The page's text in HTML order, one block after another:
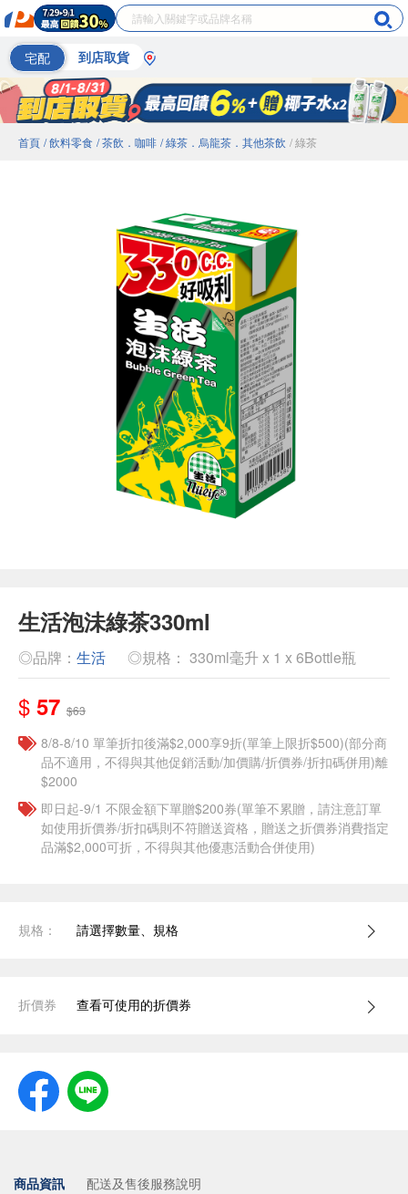
宅配 到店取貨
首頁 / 飲料零食 / 茶飲．咖啡 / 綠茶．烏龍茶．其他茶飲 / 綠茶
生活泡沬綠茶330ml
◎品牌： 生活 ◎規格： 330ml毫升 x 1 x 6Bottle瓶
$ 57 $63
8/8-8/10 單筆折扣後滿$2,000享9折(單筆上限折$500)(部分商
品不適用，不得與其他促銷活動/加價購/折價券/折扣碼併用)離
$2000
即日起-9/1 不限金額下單贈$200券(單筆不累贈，請注意訂單
如使用折價券/折扣碼則不符贈送資格，贈送之折價券消費指定
品滿$2,000可折，不得與其他優惠活動合併使用)
規格： 請選擇數量、規格
折價券 查看可使用的折價券
商品資訊 配送及售後服務說明